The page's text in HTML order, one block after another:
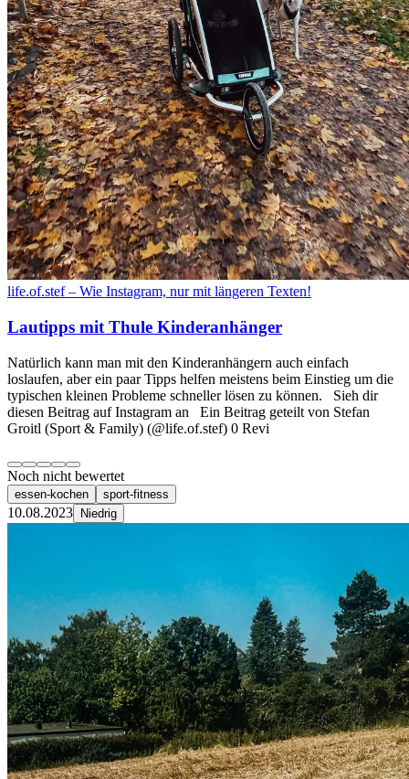
life.of.stef – Wie Instagram, nur mit längeren Texten!
Lautipps mit Thule Kinderanhänger
Natürlich kann man mit den Kinderanhängern auch einfach
loslaufen, aber ein paar Tipps helfen meistens beim Einstieg um die
typischen kleinen Probleme schneller lösen zu können. Sieh dir
diesen Beitrag auf Instagram an Ein Beitrag geteilt von Stefan
Groitl (Sport & Family) (@life.of.stef) 0 Revi
Noch nicht bewertet
essen-kochen sport-fitness
10.08.2023 Niedrig